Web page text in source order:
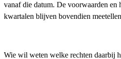
vanaf die datum. De voorwaarden
kwartalen blijven bovendien
Wie wil weten welke rechten daarbij